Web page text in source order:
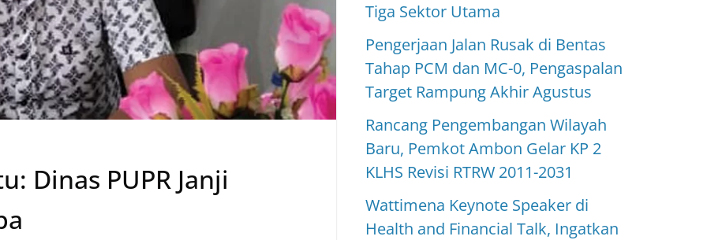
Dinas PUPR Janji
Tiga Sektor Utama
Pengerjaan Jalan Rusak di Bentas
Tahap PCM dan MC-0, Pengaspalan
Target Rampung Akhir Agustus
Rancang Pengembangan Wilayah
Baru, Pemkot Ambon Gelar KP 2
KLHS Revisi RTRW 2011-2031
Wattimena Keynote Speaker di
Health and Financial Talk, Ingatkan